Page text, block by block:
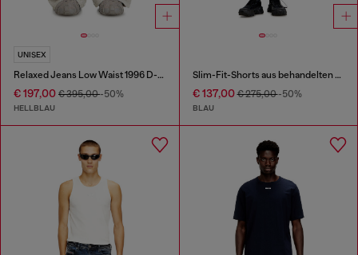
UNISEX
Relaxed Jeans Low Waist 1996 D-Sire
€ 197,00 € 395,00-50%
HELLBLAU
Slim-Fit-Shorts aus behandelten JoggJeans
€ 137,00€ 275,00-50%
BLAU